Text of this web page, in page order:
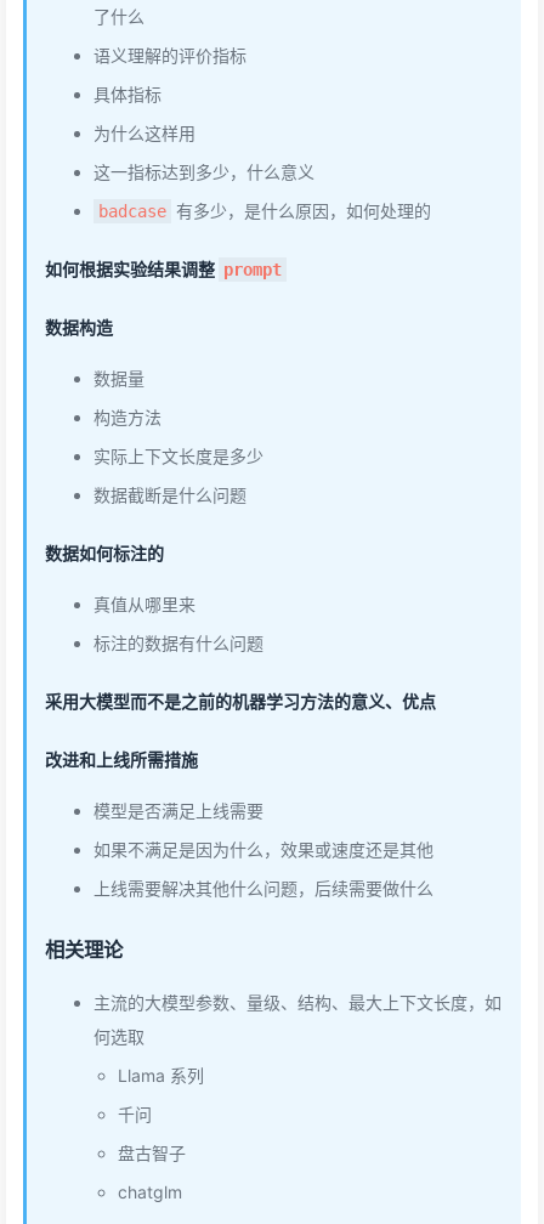
了什么
语义理解的评价指标
具体指标
为什么这样用
这一指标达到多少，什么意义
badcase 有多少，是什么原因，如何处理的
如何根据实验结果调整 prompt
数据构造
数据量
构造方法
实际上下文长度是多少
数据截断是什么问题
数据如何标注的
真值从哪里来
标注的数据有什么问题
采用大模型而不是之前的机器学习方法的意义、优点
改进和上线所需措施
模型是否满足上线需要
如果不满足是因为什么，效果或速度还是其他
上线需要解决其他什么问题，后续需要做什么
相关理论
主流的大模型参数、量级、结构、最大上下文长度，如
何选取
Llama 系列
千问
盘古智子
chatglm